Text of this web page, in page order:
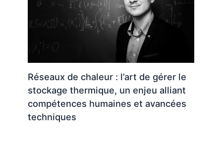
Réseaux de chaleur : l’art de gérer le
stockage thermique, un enjeu alliant
compétences humaines et avancées
techniques